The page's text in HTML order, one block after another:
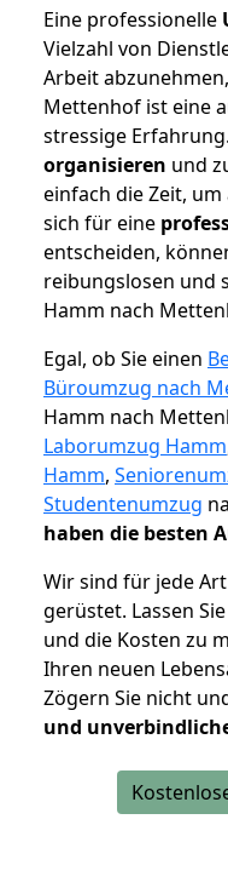
Eine professionelle
Vielzahl von
Arbeit
Mettenhof ist eine
stressige
organisieren und
einfach die Zeit, um
sich für eine
entscheiden,
reibungslosen und
Hamm nach
Egal, ob Sie einen
Büroumzug nach
Hamm nach
Laborumzug Hamm
Hamm,
Studentenumzug
haben die besten
Wir sind für jede
gerüstet. Lassen
und die Kosten zu
Ihren neuen
Zögern Sie nicht
und